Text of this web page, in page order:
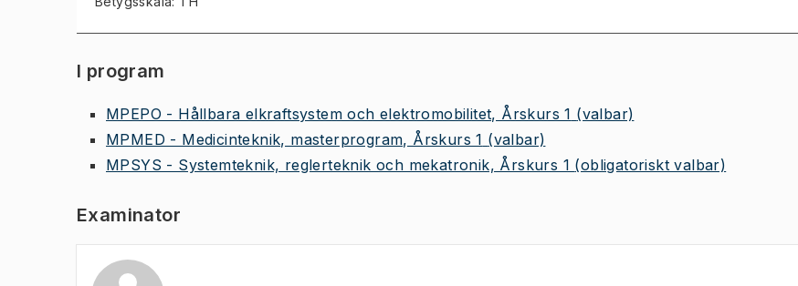
I program
MPEPO - Hållbara elkraftsystem och elektromobilitet, Årskurs 1 (valbar)
MPMED - Medicinteknik, masterprogram, Årskurs 1 (valbar)
MPSYS - Systemteknik, reglerteknik och mekatronik, Årskurs 1 (obligatoriskt valbar)
Examinator